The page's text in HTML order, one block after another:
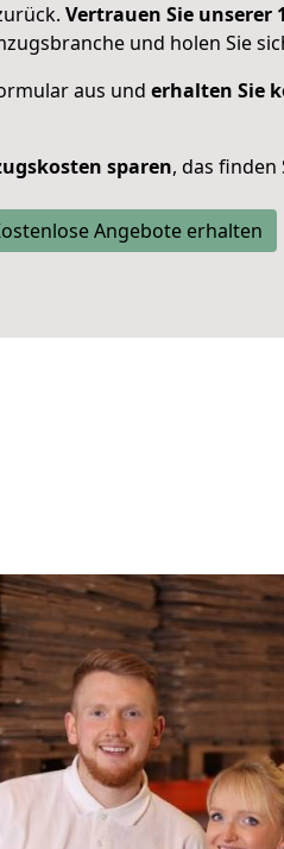
Vertrauen Sie unserer
und holen Sie
aus und erhalten Sie
sparen, das finden
Angebote erhalten